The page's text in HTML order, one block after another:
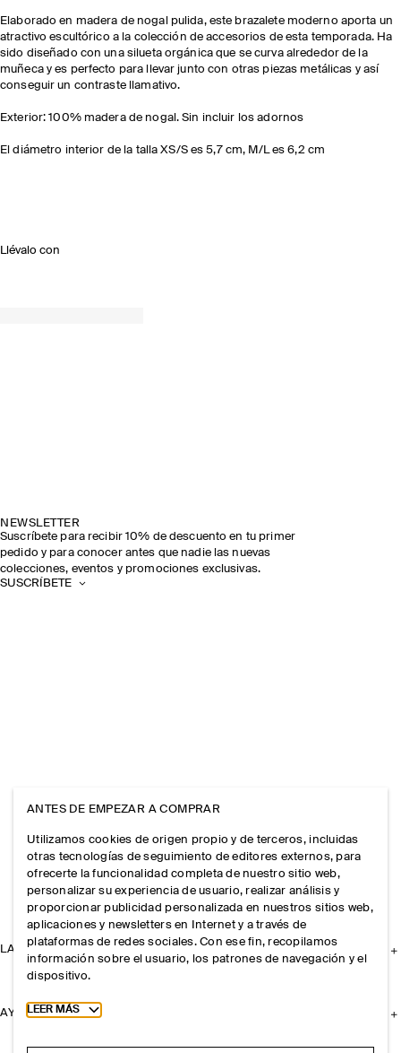
Elaborado en madera de nogal pulida, este brazalete moderno aporta un
atractivo escultórico a la colección de accesorios de esta temporada. Ha
sido diseñado con una silueta orgánica que se curva alrededor de la
muñeca y es perfecto para llevar junto con otras piezas metálicas y así
conseguir un contraste llamativo.
Exterior: 100% madera de nogal. Sin incluir los adornos
El diámetro interior de la talla XS/S es 5,7 cm, M/L es 6,2 cm
Llévalo con
NEWSLETTER
Suscríbete para recibir 10% de descuento en tu primer
pedido y para conocer antes que nadie las nuevas
colecciones, eventos y promociones exclusivas.
SUSCRÍBETE
LA EMPRESA
AYUDA
ANTES DE EMPEZAR A COMPRAR
Utilizamos cookies de origen propio y de terceros, incluidas
otras tecnologías de seguimiento de editores externos, para
ofrecerte la funcionalidad completa de nuestro sitio web,
personalizar su experiencia de usuario, realizar análisis y
proporcionar publicidad personalizada en nuestros sitios web,
aplicaciones y newsletters en Internet y a través de
plataformas de redes sociales. Con ese fin, recopilamos
información sobre el usuario, los patrones de navegación y el
dispositivo.
Toggle more cookie information
LEER MÁS